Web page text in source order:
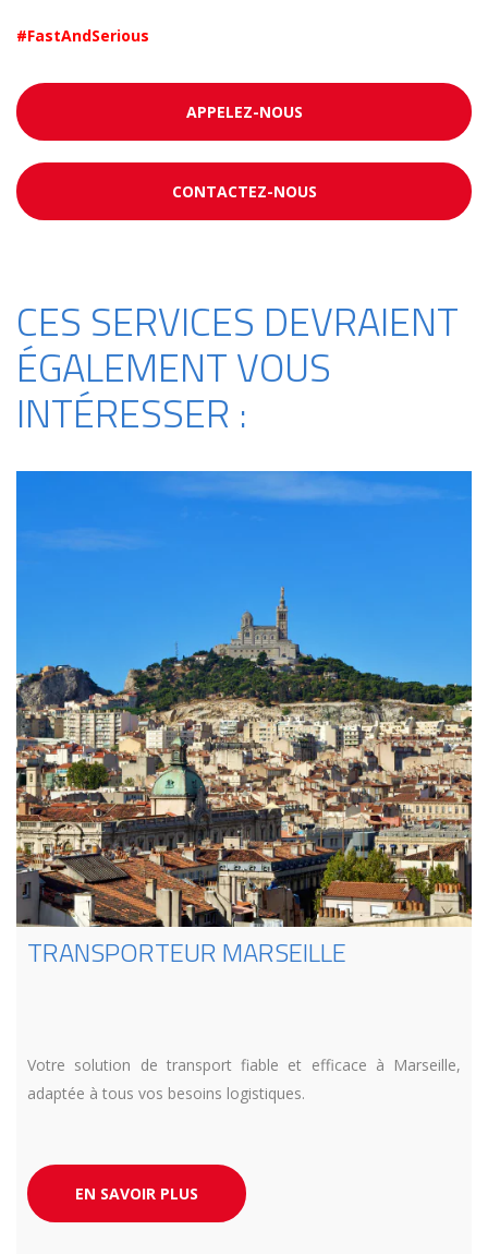
#FastAndSerious
APPELEZ-NOUS
CONTACTEZ-NOUS
CES SERVICES DEVRAIENT
ÉGALEMENT VOUS
INTÉRESSER :
TRANSPORTEUR MARSEILLE
Votre solution de transport fiable et efficace à Marseille,
adaptée à tous vos besoins logistiques.
EN SAVOIR PLUS